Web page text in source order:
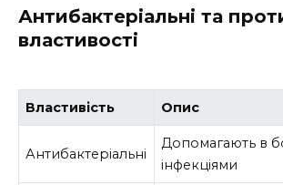
Антибактеріальні та
властивості
Властивість Опис
Антибактеріальні
Допомагають в
інфекціями